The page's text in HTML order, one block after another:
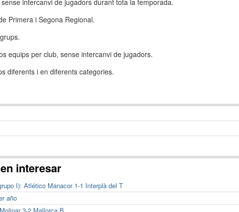
Primera i Segona Regional.
equips per club, sense intercanvi de jugadors.
diferents i en diferents categories.
interesar
I): Atlético Manacor 1-1 Interplà del T
año